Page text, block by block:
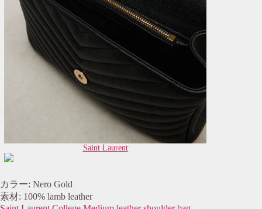
Saint Laurent
カラー: Nero Gold
素材: 100% lamb leather